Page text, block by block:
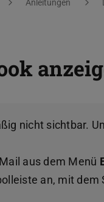
Anleitungen
nicht sichtbar.
aus dem Menü
an, mit dem